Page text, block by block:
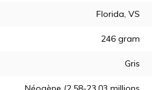
Florida, VS
246 gram
Gris